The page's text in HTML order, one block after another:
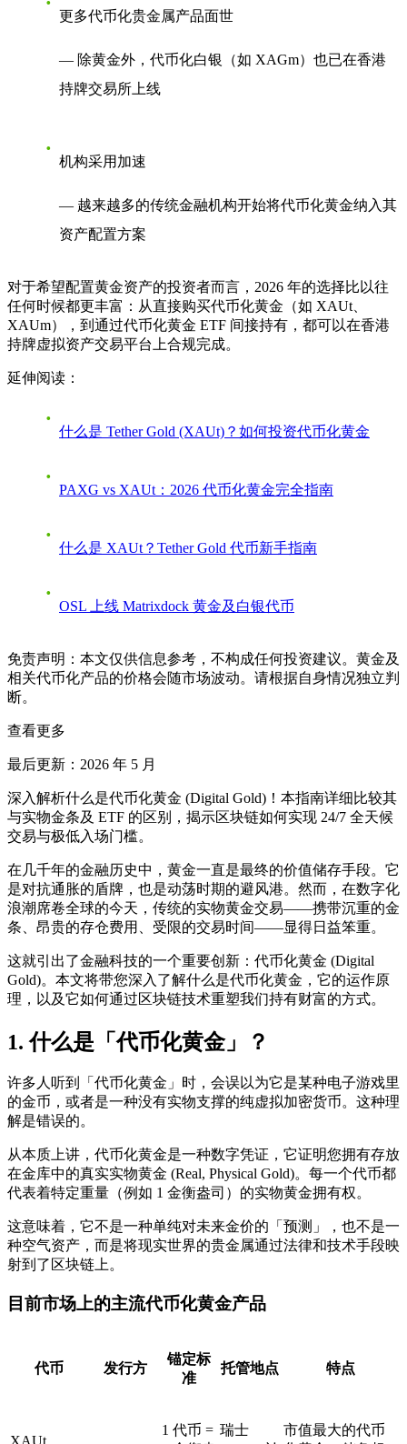
更多代币化贵金属产品面世
— 除黄金外，代币化白银（如 XAGm）也已在香港
持牌交易所上线
机构采用加速
— 越来越多的传统金融机构开始将代币化黄金纳入其
资产配置方案
对于希望配置黄金资产的投资者而言，2026 年的选择比以往
任何时候都更丰富：从直接购买代币化黄金（如 XAUt、
XAUm），到通过代币化黄金 ETF 间接持有，都可以在香港
持牌虚拟资产交易平台上合规完成。
延伸阅读：
什么是 Tether Gold (XAUt)？如何投资代币化黄金
PAXG vs XAUt：2026 代币化黄金完全指南
什么是 XAUt？Tether Gold 代币新手指南
OSL 上线 Matrixdock 黄金及白银代币
免责声明：本文仅供信息参考，不构成任何投资建议。黄金及
相关代币化产品的价格会随市场波动。请根据自身情况独立判
断。
查看更多
最后更新：2026 年 5 月
深入解析什么是代币化黄金 (Digital Gold)！本指南详细比较其
与实物金条及 ETF 的区别，揭示区块链如何实现 24/7 全天候
交易与极低入场门槛。
在几千年的金融历史中，黄金一直是最终的价值储存手段。它
是对抗通胀的盾牌，也是动荡时期的避风港。然而，在数字化
浪潮席卷全球的今天，传统的实物黄金交易——携带沉重的金
条、昂贵的存仓费用、受限的交易时间——显得日益笨重。
这就引出了金融科技的一个重要创新：代币化黄金 (Digital
Gold)。本文将带您深入了解什么是代币化黄金，它的运作原
理，以及它如何通过区块链技术重塑我们持有财富的方式。
1. 什么是「代币化黄金」？
许多人听到「代币化黄金」时，会误以为它是某种电子游戏里
的金币，或者是一种没有实物支撑的纯虚拟加密货币。这种理
解是错误的。
从本质上讲，代币化黄金是一种数字凭证，它证明您拥有存放
在金库中的真实实物黄金 (Real, Physical Gold)。每一个代币都
代表着特定重量（例如 1 金衡盎司）的实物黄金拥有权。
这意味着，它不是一种单纯对未来金价的「预测」，也不是一
种空气资产，而是将现实世界的贵金属通过法律和技术手段映
射到了区块链上。
目前市场上的主流代币化黄金产品
代币 发行方
锚定标
准
托管地点 特点
XAUt
1 代币 = 瑞士
市值最大的代币